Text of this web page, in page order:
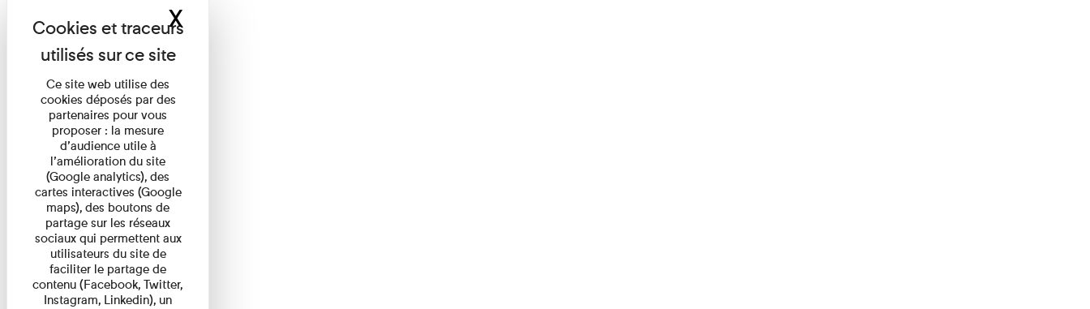
Ce site web utilise des
cookies déposés par des
partenaires pour vous
proposer : la mesure
d’audience utile à
l’amélioration du site
(Google analytics), des
cartes interactives (Google
maps), des boutons de
partage sur les réseaux
sociaux qui permettent aux
utilisateurs du site de
faciliter le partage de
contenu (Facebook, Twitter,
Instagram, Linkedin), un
XMasquer le bandeau des cookies